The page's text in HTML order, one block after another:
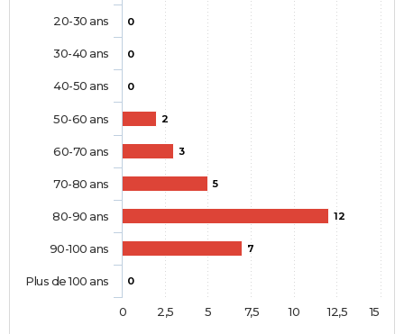
0
0
0
2
3
5
12
7
0
20-30 ans
30-40 ans
40-50 ans
50-60 ans
60-70 ans
70-80 ans
80-90 ans
90-100 ans
Plus de 100 ans
0 2,5 5 7,5 10 12,5 15